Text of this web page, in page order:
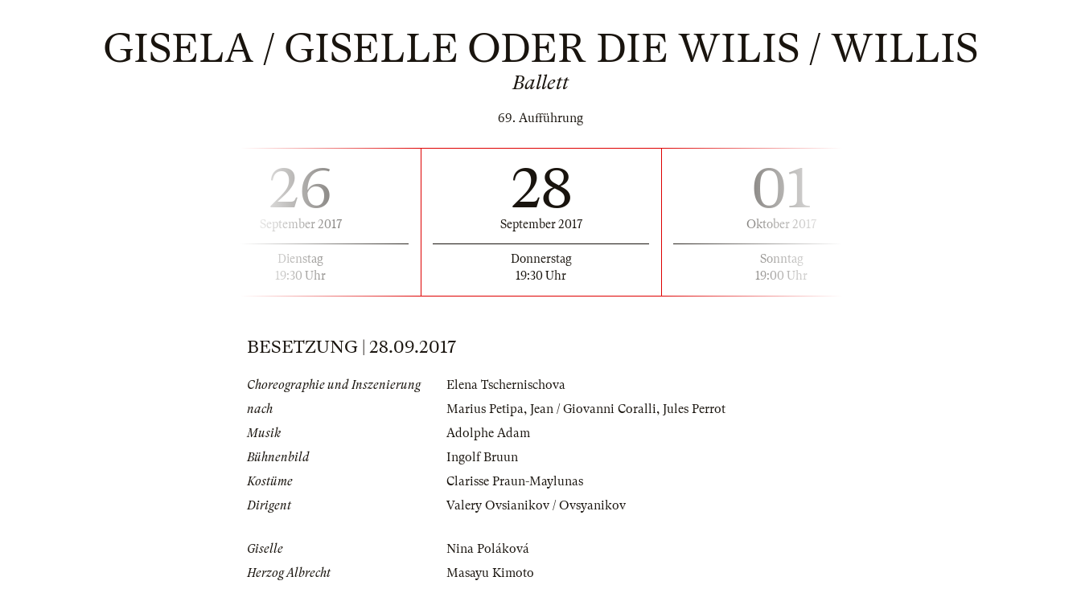
GISELA / GISELLE ODER DIE WILIS / WILLIS
Ballett
69. Aufführung
26
September 2017
Dienstag
19:30 Uhr
28
September 2017
Donnerstag
19:30 Uhr
01
Oktober 2017
Sonntag
19:00 Uhr
BESETZUNG | 28.09.2017
Choreographie und Inszenierung
Elena Tschernischova
nach
Marius Petipa, Jean / Giovanni Coralli, Jules Perrot
Musik
Adolphe Adam
Bühnenbild
Ingolf Bruun
Kostüme
Clarisse Praun-Maylunas
Dirigent
Valery Ovsianikov / Ovsyanikov
Giselle
Nina Poláková
Herzog Albrecht
Masayu Kimoto